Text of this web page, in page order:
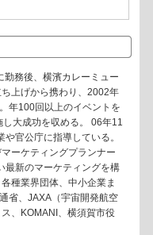
務後、横濱カレーミュー
上げから携わり、2002年
年100回以上のイベントを
大成功を収める。 06年11
官公庁に指導している。
ーケティングプランナー
最新のマーケティングを構
種業界団体、中小企業ま
省、JAXA（宇宙開発航空
、KOMANI、横須賀市役